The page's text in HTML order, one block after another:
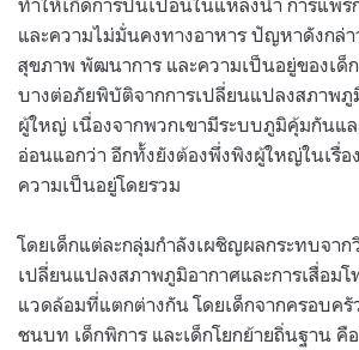
และความไม่มั่นคงทางอาหาร ปัญหาดังกล่
สุขภาพ พัฒนาการ และความเป็นอยู่ของเด็
บางต่อภัยพิบัติจากการเปลี่ยนแปลงสภาพภู
ผู้ใหญ่ เนื่องจากพวกเขามีระบบภูมิคุ้มกันแ
อ่อนแอกว่า อีกทั้งยังต้องพึ่งพิงผู้ใหญ่ในเรื่
ความเป็นอยู่โดยรวม
โดยเด็กแต่ละกลุ่มกำลังเผชิญผลกระทบจาก
เปลี่ยนแปลงสภาพภูมิอากาศและการเสื่อม
แวดล้อมที่แตกต่างกัน โดยเด็กจากครอบครั
ชนบท เด็กพิการ และเด็กโยกย้ายถิ่นฐาน